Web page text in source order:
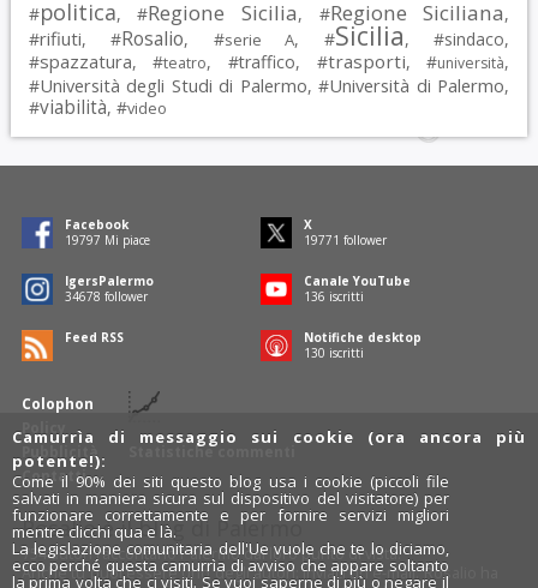
#politica, #Regione Sicilia, #Regione Siciliana,
#rifiuti, #Rosalio, #serie A, #Sicilia, #sindaco,
#spazzatura, #teatro, #traffico, #trasporti, #università,
#Università degli Studi di Palermo, #Università di Palermo,
#viabilità, #video
Colophon
Policy
Pubblicità
Contatti
Statistiche commenti
Facebook
19797 Mi piace
X
19771 follower
IgersPalermo
34678 follower
Canale YouTube
136 iscritti
Feed RSS
Notifiche desktop
130 iscritti
Rosalio è il blog di Palermo
754 autoriraccontano Palermo dal loro punto di vista.
Anche tu puoi essere uno degli autori: inviaci un' e-mail. Rosalio ha
Camurrìa di messaggio sui cookie (ora ancora più
potente!):
Come il 90% dei siti questo blog usa i cookie (piccoli file
salvati in maniera sicura sul dispositivo del visitatore) per
funzionare correttamente e per fornire servizi migliori
mentre clicchi qua e là.
La legislazione comunitaria dell'Ue vuole che te lo diciamo,
ecco perché questa camurrìa di avviso che appare soltanto
la prima volta che ci visiti. Se vuoi saperne di più o negare il